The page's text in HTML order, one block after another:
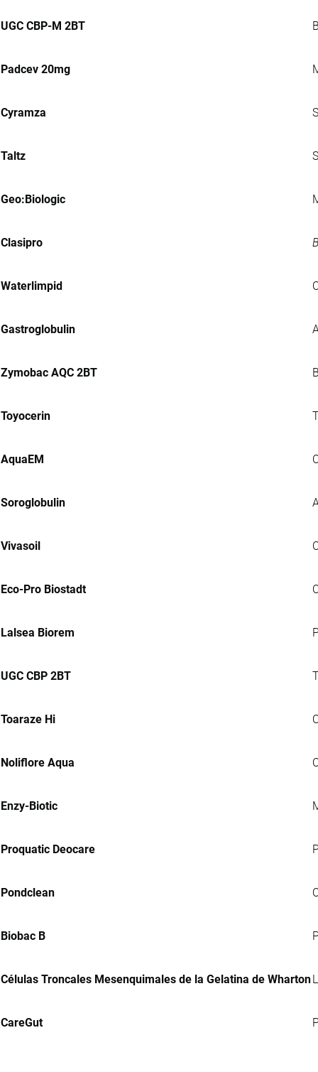
UGC CBP-M 2BT
Padcev 20mg
Cyramza
Taltz
Geo:Biologic
Clasipro
Waterlimpid
Gastroglobulin
Zymobac AQC 2BT
Toyocerin
AquaEM
Soroglobulin
Vivasoil
Eco-Pro Biostadt
Lalsea Biorem
UGC CBP 2BT
Toaraze Hi
Noliflore Aqua
Enzy-Biotic
Proquatic Deocare
Pondclean
Biobac B
Células Troncales Mesenquimales de la Gelatina de Wharton
CareGut